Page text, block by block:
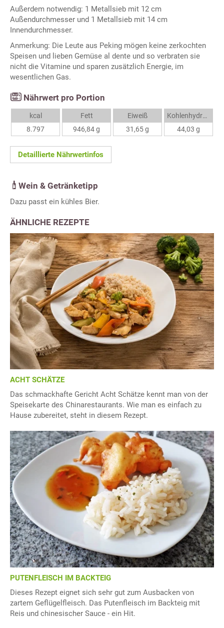
Außerdem notwendig: 1 Metallsieb mit 12 cm
Außendurchmesser und 1 Metallsieb mit 14 cm
Innendurchmesser.
Anmerkung: Die Leute aus Peking mögen keine zerkochten
Speisen und lieben Gemüse al dente und so verbraten sie
nicht die Vitamine und sparen zusätzlich Energie, im
wesentlichen Gas.
Nährwert pro Portion
kcal
8.797
Fett
946,84 g
Eiweiß
31,65 g
Kohlenhydrate
44,03 g
Detaillierte Nährwertinfos
Wein & Getränketipp
Dazu passt ein kühles Bier.
ÄHNLICHE REZEPTE
ACHT SCHÄTZE
Das schmackhafte Gericht Acht Schätze kennt man von der
Speisekarte des Chinarestaurants. Wie man es einfach zu
Hause zubereitet, steht in diesem Rezept.
PUTENFLEISCH IM BACKTEIG
Dieses Rezept eignet sich sehr gut zum Ausbacken von
zartem Geflügelfleisch. Das Putenfleisch im Backteig mit
Reis und chinesischer Sauce - ein Hit.